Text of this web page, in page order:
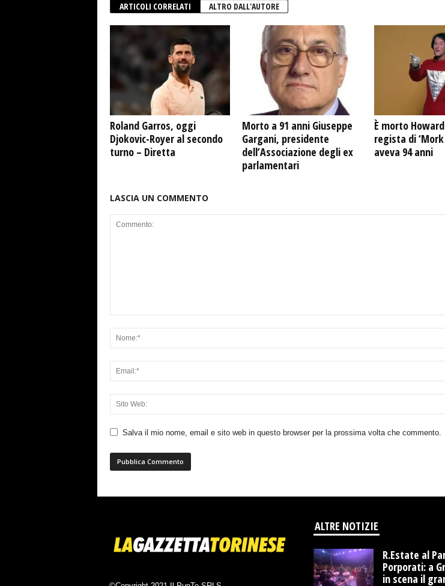
ARTICOLI CORRELATI ALTRO DALL'AUTORE
Roland Garros, oggi
Djokovic-Royer al secondo
turno – Diretta
Morto a 91 anni Giuseppe
Gargani, presidente
dell’Associazione degli ex
parlamentari
È morto
regista di
aveva 94 anni
LASCIA UN COMMENTO
Salva il mio nome, email e sito web in questo browser per la prossima volta che commento.
ALTRE NOTIZIE
R.Estate al
Porporati: a
in scena il